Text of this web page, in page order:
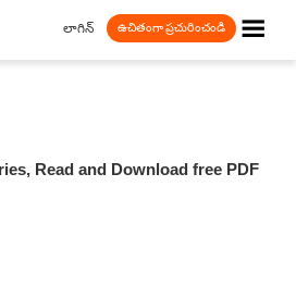
☰
లాగిన్ ఉచితంగా ప్రచురించండి
Read and Download free PDF